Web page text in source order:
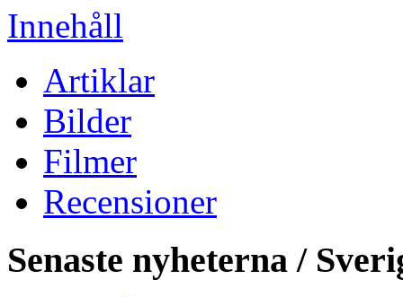
Innehåll
Artiklar
Bilder
Filmer
Recensioner
Senaste nyheterna /